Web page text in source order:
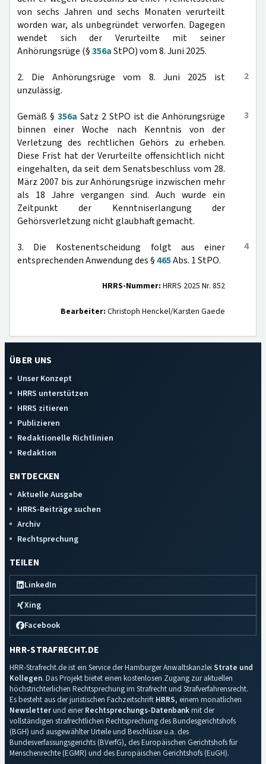
von sechs Jahren und sechs Monaten verurteilt
worden war, als unbegründet verworfen. Dagegen
wendet sich der Verurteilte mit seiner
Anhörungsrüge (§356aStPO) vom 8. Juni 2025.
2
2. Die Anhörungsrüge vom 8. Juni 2025 ist
unzulässig.
3
Gemäß § 356a Satz 2 StPO ist die Anhörungsrüge
binnen einer Woche nach Kenntnis von der
Verletzung des rechtlichen Gehörs zu erheben.
Diese Frist hat der Verurteilte offensichtlich nicht
eingehalten, da seit dem Senatsbeschluss vom 28.
März 2007 bis zur Anhörungsrüge inzwischen mehr
als 18 Jahre vergangen sind. Auch wurde ein
Zeitpunkt der Kenntniserlangung der
Gehörsverletzung nicht glaubhaft gemacht.
4
3. Die Kostenentscheidung folgt aus einer
entsprechenden Anwendung des §465Abs. 1 StPO.
HRRS-Nummer: HRRS 2025 Nr. 852
Bearbeiter: Christoph Henckel/Karsten Gaede
ÜBER UNS
Unser Konzept
HRRS unterstützen
HRRS zitieren
Publizieren
Redaktionelle Richtlinien
Redaktion
ENTDECKEN
Aktuelle Ausgabe
HRRS-Beiträge suchen
Archiv
Rechtsprechung
TEILEN
LinkedIn
Xing
Facebook
HRR-STRAFRECHT.DE
HRR-Strafrecht.de ist ein Service der Hamburger Anwaltskanzlei Strate und
Kollegen. Das Projekt bietet einen kostenlosen Zugang zur aktuellen
höchstrichterlichen Rechtsprechung im Strafrecht und Strafverfahrensrecht.
Es besteht aus der juristischen Fachzeitschrift HRRS, einem monatlichen
Newsletterund einerRechtsprechungs-Datenbankmit der
vollständigen strafrechtlichen Rechtsprechung des Bundesgerichtshofs
(BGH) und ausgewählter Urteile und Beschlüsse u.a. des
Bundesverfassungsgerichts (BVerfG), des Europäischen Gerichtshofs für
Menschenrechte (EGMR) und des Europäischen Gerichtshofs (EuGH).